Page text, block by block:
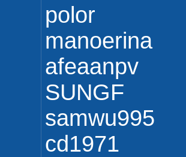
polor
manoerina
afeaanpv
SUNGF
samwu995
cd1971